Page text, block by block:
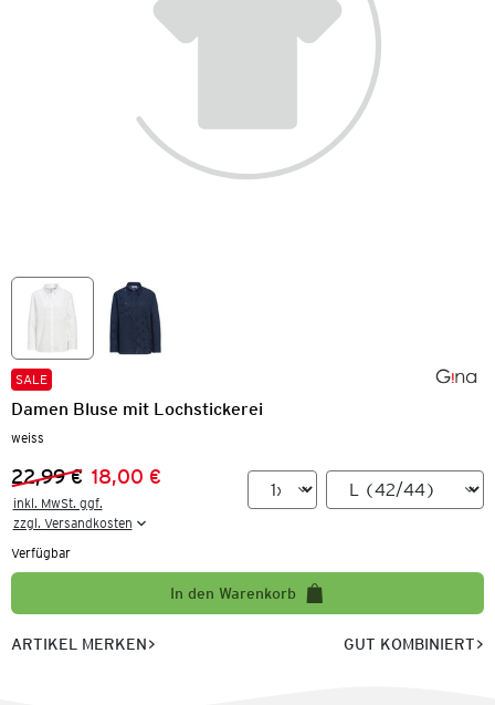
SALE
Damen Bluse mit Lochstickerei
weiss
Vorheriger Preis:
22,99 €
Neuer Preis:18,00 €
inkl. MwSt. ggf.
zzgl. Versandkosten
Verfügbar
In den Warenkorb
ARTIKEL MERKEN GUT KOMBINIERT